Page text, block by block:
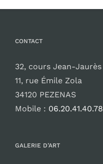
CONTACT
32, cours Jean-Jaurès
11, rue Émile Zola
34120 PEZENAS
Mobile : 06.20.41.40.78
GALERIE D’ART